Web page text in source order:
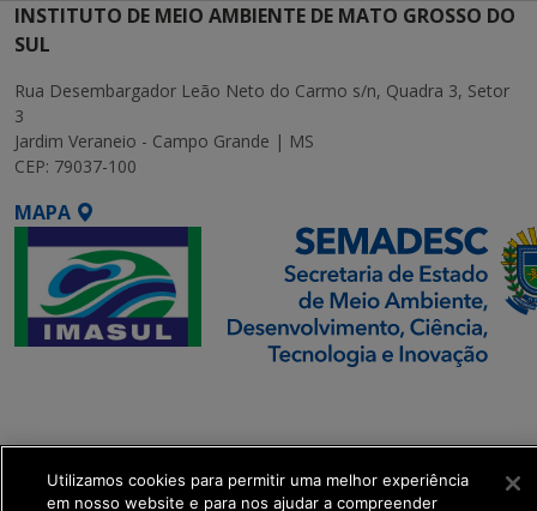
INSTITUTO DE MEIO AMBIENTE DE MATO GROSSO DO
SUL
Rua Desembargador Leão Neto do Carmo s/n, Quadra 3, Setor
3
Jardim Veraneio - Campo Grande | MS
CEP: 79037-100
MAPA
Transformação Digital
Utilizamos cookies para permitir uma melhor experiência
em nosso website e para nos ajudar a compreender